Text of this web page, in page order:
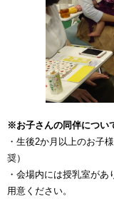
※お子さんの同伴につい
・生後2か月以上のお子
奨）
・会場内には授乳室が
用意ください。